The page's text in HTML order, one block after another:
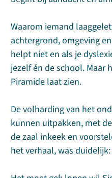
Waarom iemand
achtergrond, omgeving
helpt niet en als je
jezelf én de school. Maar
Piramide laat zien.
De volharding van het
kunnen uitpakken, met
de zaal inkeek en
het verhaal, was